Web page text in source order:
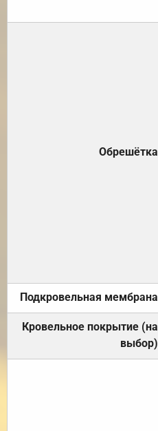
Обрешётка
Подкровельная мембрана
Кровельное покрытие (на
выбор)